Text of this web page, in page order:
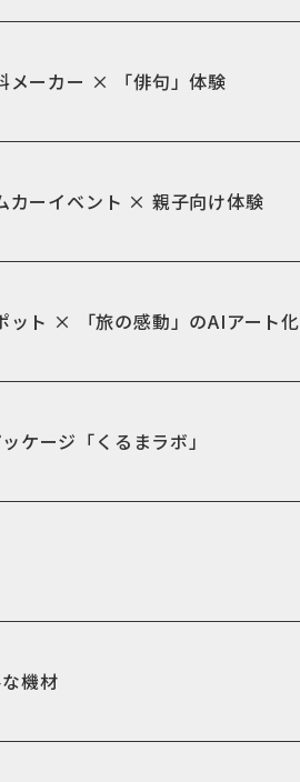
メーカー × 「俳句」体験
カーイベント × 親子向け体験
ット × 「旅の感動」のAIアート化
ケージ「くるまラボ」
機材